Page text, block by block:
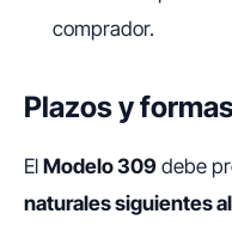
comprador.
Plazos y
El Modelo 309 debe
naturales siguientes